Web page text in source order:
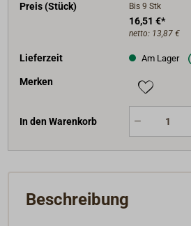
Preis (Stück)
Bis 9 Stk
16,51 €*
netto: 13,87 €
Lieferzeit Am Lager
Merken
In den Warenkorb
Beschreibung